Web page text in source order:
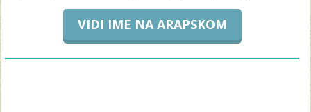
VIDI IME NA ARAPSKOM